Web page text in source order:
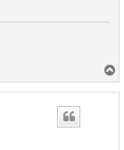
a